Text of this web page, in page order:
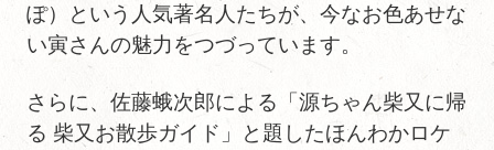
ぽ）という人気著名人たちが、今なお色あせな
い寅さんの魅力をつづっています。
さらに、佐藤蛾次郎による「源ちゃん柴又に帰
る 柴又お散歩ガイド」と題したほんわかロケ